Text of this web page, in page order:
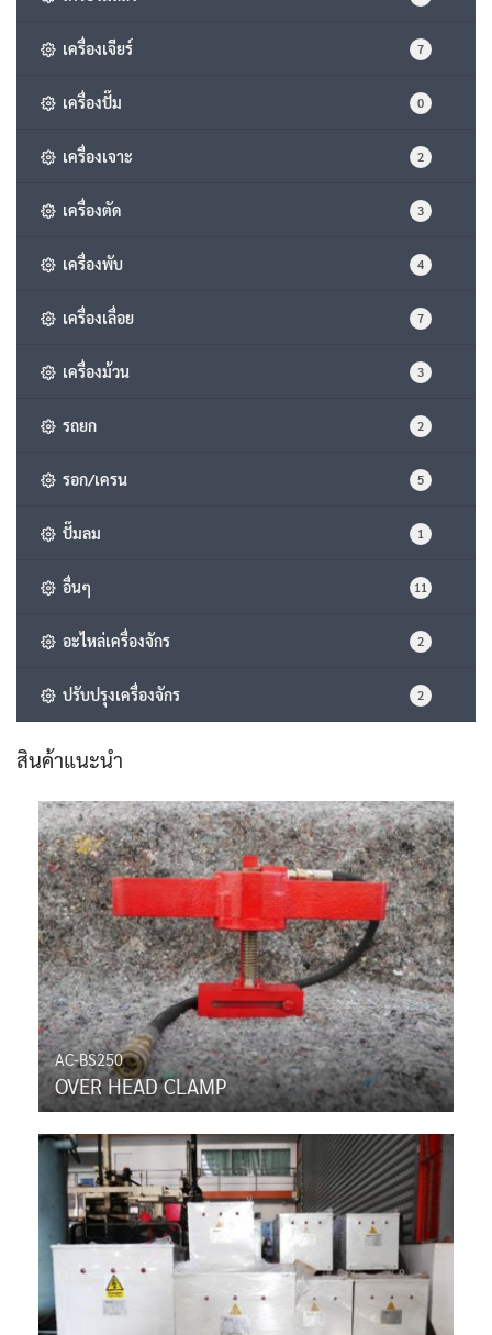
เครื่องเจียร์ 7
เครื่องปั๊ม 0
เครื่องเจาะ 2
เครื่องตัด 3
เครื่องพับ 4
เครื่องเลื่อย 7
เครื่องม้วน 3
รถยก 2
รอก/เครน 5
ปั๊มลม 1
อื่นๆ 11
อะไหล่เครื่องจักร 2
ปรับปรุงเครื่องจักร 2
สินค้าแนะนำ
AC-BS250
OVER HEAD CLAMP